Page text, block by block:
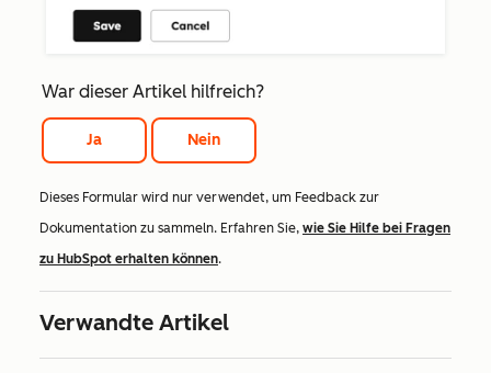
War dieser Artikel hilfreich?
Ja Nein
Dieses Formular wird nur verwendet, um Feedback zur
Dokumentation zu sammeln. Erfahren Sie, wie Sie Hilfe bei Fragen
zu HubSpot erhalten können.
Verwandte Artikel